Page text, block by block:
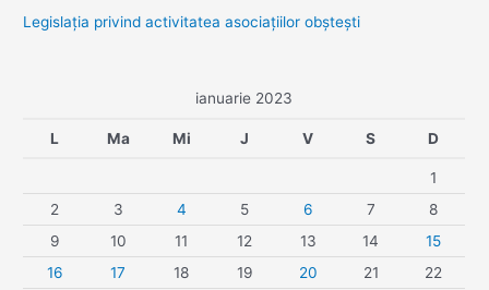
Legislaţia privind activitatea asociaţiilor obşteşti
ianuarie 2023
L Ma Mi J V S D
1
2
3 4 5 6 7
8
9
10 11 12 13 14
15
16
17 18 19 20 21 22